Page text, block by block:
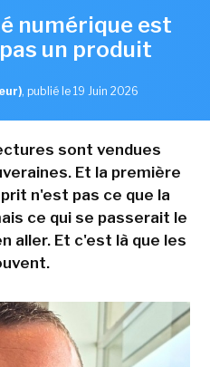
numérique est
un produit
, publié le 19 Juin 2026
sont vendues
Et la première
n'est pas ce que la
ce qui se passerait le
aller. Et c'est là que les